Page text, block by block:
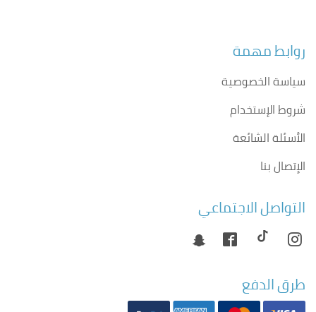
روابط مهمة
سياسة الخصوصية
شروط الإستخدام
الأسئلة الشائعة
الإتصال بنا
التواصل الاجتماعي
طرق الدفع